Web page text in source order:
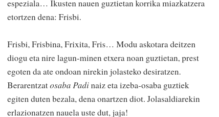
espeziala… Ikusten nauen guztietan korrika miazkatzera
etortzen dena: Frisbi.
Frisbi, Frisbina, Frixita, Fris… Modu askotara deitzen
diogu eta nire lagun-minen etxera noan guztietan, prest
egoten da ate ondoan nirekin jolasteko desiratzen.
Berarentzatosaba Padinaiz eta izeba-osaba guztiek
egiten duten bezala, dena onartzen diot. Jolasaldiarekin
erlazionatzen nauela uste dut, jaja!